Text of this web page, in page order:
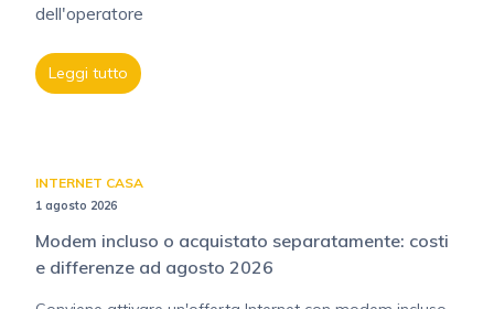
dell'operatore
Leggi tutto
INTERNET CASA
1 agosto 2026
Modem incluso o acquistato separatamente: costi
e differenze ad agosto 2026